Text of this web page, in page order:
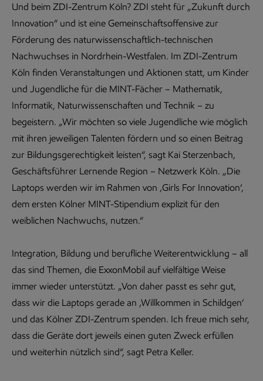
Und beim ZDI-Zentrum Köln? ZDI steht für „Zukunft durch
Innovation“ und ist eine Gemeinschaftsoffensive zur
Förderung des naturwissenschaftlich-technischen
Nachwuchses in Nordrhein-Westfalen. Im ZDI-Zentrum
Köln finden Veranstaltungen und Aktionen statt, um Kinder
und Jugendliche für die MINT-Fächer – Mathematik,
Informatik, Naturwissenschaften und Technik – zu
begeistern. „Wir möchten so viele Jugendliche wie möglich
mit ihren jeweiligen Talenten fördern und so einen Beitrag
zur Bildungsgerechtigkeit leisten“, sagt Kai Sterzenbach,
Geschäftsführer Lernende Region – Netzwerk Köln. „Die
Laptops werden wir im Rahmen von ‚Girls For Innovation‘,
dem ersten Kölner MINT-Stipendium explizit für den
weiblichen Nachwuchs, nutzen.“
Integration, Bildung und berufliche Weiterentwicklung – all
das sind Themen, die ExxonMobil auf vielfältige Weise
immer wieder unterstützt. „Von daher passt es sehr gut,
dass wir die Laptops gerade an ‚Willkommen in Schildgen‘
und das Kölner ZDI-Zentrum spenden. Ich freue mich sehr,
dass die Geräte dort jeweils einen guten Zweck erfüllen
und weiterhin nützlich sind“, sagt Petra Keller.